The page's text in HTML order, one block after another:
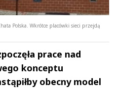
Polska. Wkrótce placówki sieci przejdą
prace nad
konceptu
obecny model